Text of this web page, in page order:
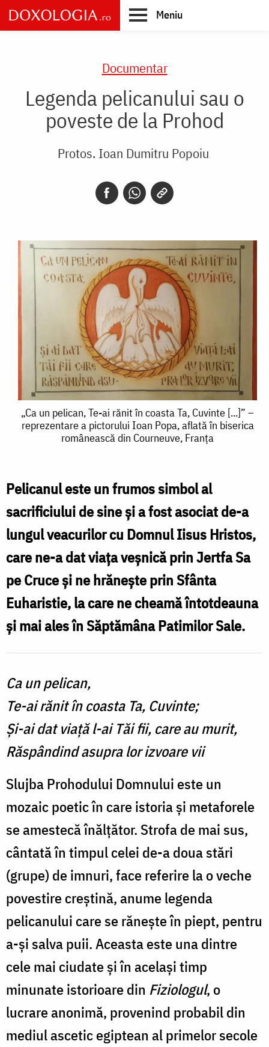
Skip
to
main
Meniu
Documentar
Legenda pelicanului sau o
poveste de la Prohod
Protos. Ioan Dumitru Popoiu
„Ca
un
ai
rănit
în
coasta
Ta,
Cuvinte
[...]”
a
pictorului
Ioan
Popa,
în
biserica
românească
din
Courneuve,
Franța
„Ca un pelican, Te-ai rănit în coasta Ta, Cuvinte [...]” –
reprezentare a pictorului Ioan Popa, aflată în biserica
românească din Courneuve, Franța
Pelicanul este un frumos simbol al
sacrificiului de sine și a fost asociat de-a
lungul veacurilor cu Domnul Iisus Hristos,
care ne-a dat viața veșnică prin Jertfa Sa
pe Cruce și ne hrănește prin Sfânta
Euharistie, la care ne cheamă întotdeauna
și mai ales în Săptămâna Patimilor Sale.
Ca un pelican,
Te-ai rănit în coasta Ta, Cuvinte;
Și-ai dat viață l-ai Tăi fii, care au murit,
Răspândind asupra lor izvoare vii
Slujba Prohodului Domnului este un
mozaic poetic în care istoria și metaforele
se amestecă înălțător. Strofa de mai sus,
cântată în timpul celei de-a doua stări
(grupe) de imnuri, face referire la o veche
povestire creștină, anume legenda
pelicanului care se rănește în piept, pentru
a-și salva puii. Aceasta este una dintre
cele mai ciudate și în același timp
minunate istorioare din Fiziologul, o
lucrare anonimă, provenind probabil din
mediul ascetic egiptean al primelor secole